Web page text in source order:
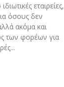
εταιρείες,
όσους δεν
ακόμα και
των φορέων για